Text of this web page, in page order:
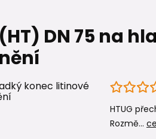
DN 75 na
HTUG
Rozmě...